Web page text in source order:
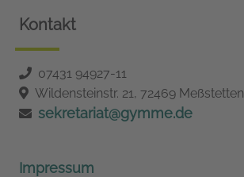
Kontakt
07431 94927-11
Wildensteinstr. 21, 72469 Meßstetten
sekretariat@gymme.de
Impressum